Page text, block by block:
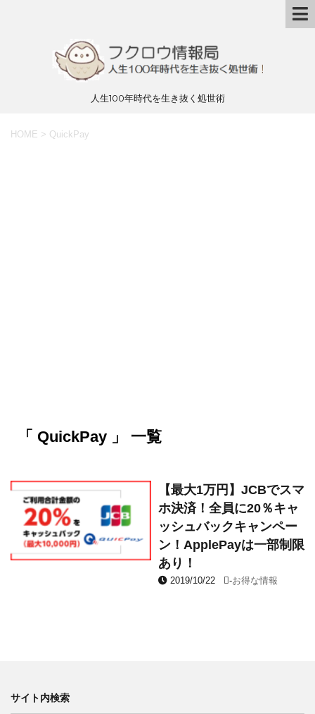
人生100年時代を生き抜く処世術
HOME > QuickPay
「 QuickPay 」 一覧
【最大1万円】JCBでスマ
ホ決済！全員に20％キャ
ッシュバックキャンペー
ン！ApplePayは一部制限
あり！
2019/10/22 -お得な情報
サイト内検索